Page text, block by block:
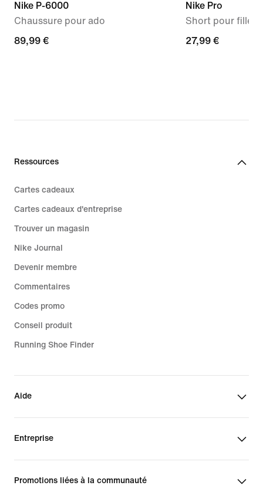
Nike P-6000
Chaussure pour ado
89,99 €
89,99 €
Nike Pro
Short pour fille
27,99 €
27,99 €
Ressources
Cartes cadeaux
Cartes cadeaux d'entreprise
Trouver un magasin
Nike Journal
Devenir membre
Commentaires
Codes promo
Conseil produit
Running Shoe Finder
Aide
Entreprise
Promotions liées à la communauté